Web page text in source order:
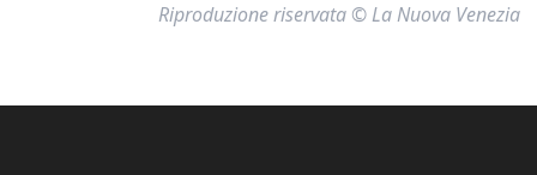
Riproduzione riservata © La Nuova Venezia